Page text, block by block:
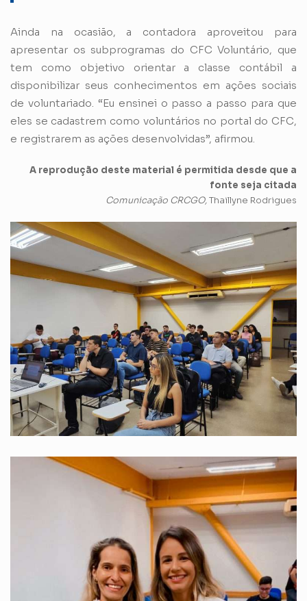
Ainda na ocasião, a contadora aproveitou para
apresentar os subprogramas do CFC Voluntário, que
tem como objetivo orientar a classe contábil a
disponibilizar seus conhecimentos em ações sociais
de voluntariado. “Eu ensinei o passo a passo para que
eles se cadastrem como voluntários no portal do CFC,
e registrarem as ações desenvolvidas”, afirmou.
A reprodução deste material é permitida desde que a
fonte seja citada
Comunicação CRCGO,Thaillyne Rodrigues